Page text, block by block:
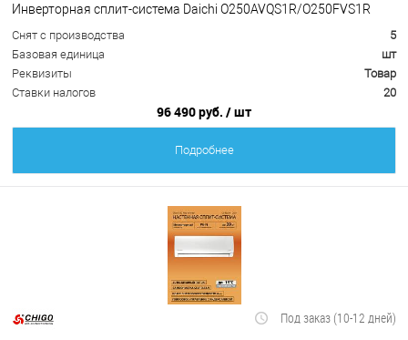
Инверторная сплит-система Daichi O250AVQS1R/O250FVS1R
Снят с производства
5
Базовая единица
шт
Реквизиты
Товар
Ставки налогов
20
96 490 руб. / шт
Подробнее
Под заказ (10-12 дней)